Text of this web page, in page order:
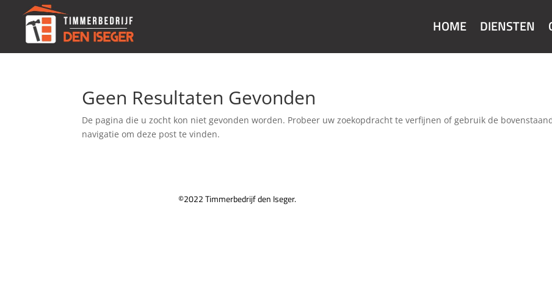
HOME DIENSTEN
Geen Resultaten Gevonden
De pagina die u zocht kon niet gevonden worden. Probeer uw zoekopdracht te verfijnen of gebruik de
navigatie om deze post te vinden.
©2022 Timmerbedrijf den Iseger.